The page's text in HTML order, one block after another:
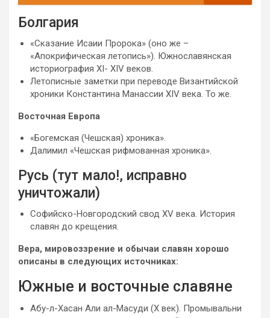
Болгария
«Сказание Исаии Пророка» (оно же –
«Апокрифическая летопись»). Южнославянская
историография XI- XIV веков.
Летописные заметки при переводе Византийской
хроники Константина Манассии XIV века. То же.
Восточная Европа
«Богемская (Чешская) хроника».
Далимил «Чешская рифмованная хроника».
Русь (тут мало!, исправно
уничтожали)
Софийско-Новгородский свод XV века. История
славян до крещения.
Вера, мировоззрение и обычаи славян хорошо
описаны в следующих источниках:
Южные и восточные славяне
Абу-л-Хасан Али ал-Масуди (Х век). Промывальни